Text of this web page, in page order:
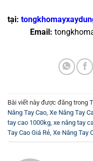
tại:
Email:
Bài viết này được đăng trong
Nâng Tay Cao Xe Nâng Tay
tay cao 1000kg xe nâng tay
Tay Cao Giá Rẻ Xe Nâng Tay